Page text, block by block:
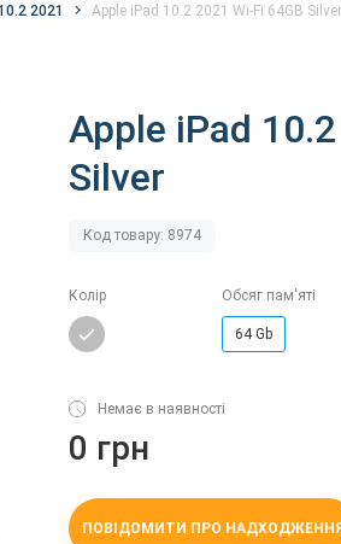
2021 Apple iPad 10.2 2021 Wi-Fi 64GB Silver
Apple iPad
Silver
Код товару: 8974
Колір Обсяг пам'яті
64 Gb
Немає в наявності
0 грн
ПОВІДОМИТИ ПРО